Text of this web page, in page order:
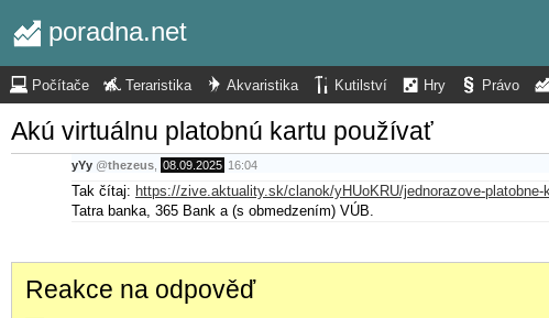
poradna.net
Počítače Teraristika Akvaristika Kutilství Hry Právo
Akú virtuálnu platobnú kartu používať
yYy @thezeus 08.09.2025 16:04
Tak čítaj: https://zive.aktuality.sk/clanok/yHUoKRU/jednorazove-
Tatra banka, 365 Bank a (s obmedzením) VÚB.
Reakce na odpověď